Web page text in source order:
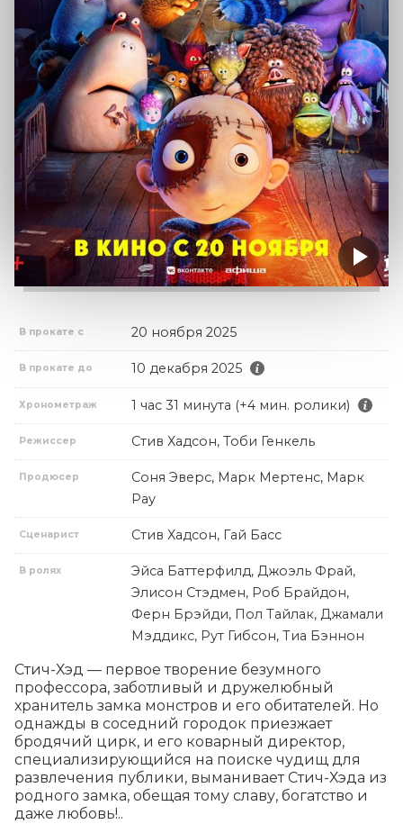
В прокате с 20 ноября 2025
В прокате до 10 декабря 2025
Хронометраж 1 час 31 минута (+4 мин. ролики)
Режиссер Стив Хадсон, Тоби Генкель
Продюсер
Соня Эверс, Марк Мертенс, Марк
Рау
Сценарист Стив Хадсон, Гай Басс
В ролях
Эйса Баттерфилд, Джоэль Фрай,
Элисон Стэдмен, Роб Брайдон,
Ферн Брэйди, Пол Тайлак, Джамали
Мэддикс, Рут Гибсон, Тиа Бэннон
Стич-Хэд — первое творение безумного
профессора, заботливый и дружелюбный
хранитель замка монстров и его обитателей. Но
однажды в соседний городок приезжает
бродячий цирк, и его коварный директор,
специализирующийся на поиске чудищ для
развлечения публики, выманивает Стич-Хэда из
родного замка, обещая тому славу, богатство и
даже любовь!..